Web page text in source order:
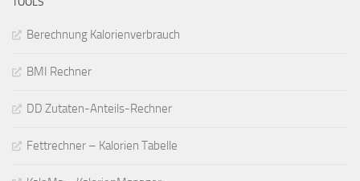
Berechnung Kalorienverbrauch
BMI Rechner
DD Zutaten-Anteils-Rechner
Fettrechner – Kalorien Tabelle